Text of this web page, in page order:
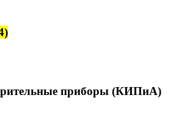
приборы (КИПиА)